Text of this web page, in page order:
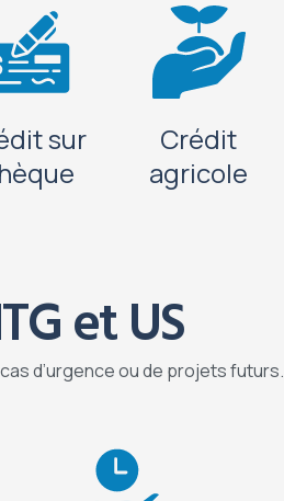
sur
Crédit
agricole
et US
d’urgence ou de projets futurs.